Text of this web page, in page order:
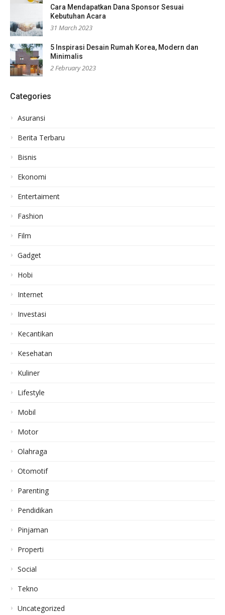
Cara Mendapatkan Dana Sponsor Sesuai
Kebutuhan Acara
31 March 2023
5 Inspirasi Desain Rumah Korea, Modern dan
Minimalis
2 February 2023
Categories
Asuransi
Berita Terbaru
Bisnis
Ekonomi
Entertaiment
Fashion
Film
Gadget
Hobi
Internet
Investasi
Kecantikan
Kesehatan
Kuliner
Lifestyle
Mobil
Motor
Olahraga
Otomotif
Parenting
Pendidikan
Pinjaman
Properti
Social
Tekno
Uncategorized